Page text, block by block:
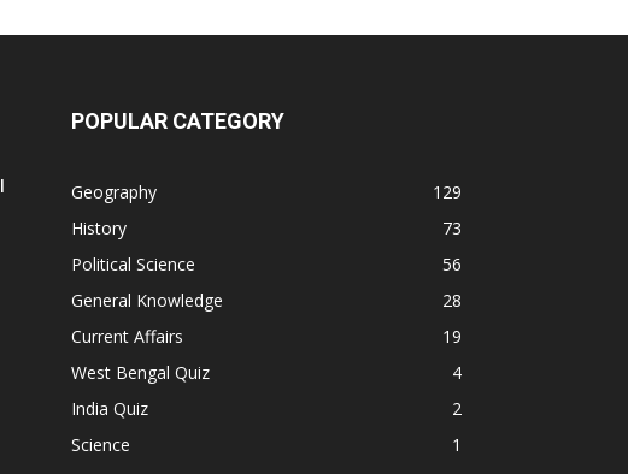
POPULAR CATEGORY
Geography
129
History
73
Political Science
56
General Knowledge
28
Current Affairs
19
West Bengal Quiz
4
India Quiz
2
Science
1